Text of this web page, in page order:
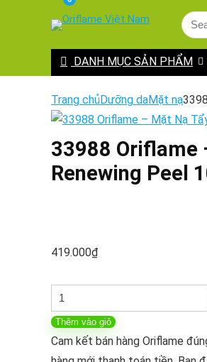
DANH MỤC SẢN PHẨM
Trang chủDưỡng daMặt nạ
33988 Oriflame
Renewing Peel
419.000₫
33988
Oriflame
–
Mặt
Thêm vào giỏ
Cam kết bán hàng Oriflame